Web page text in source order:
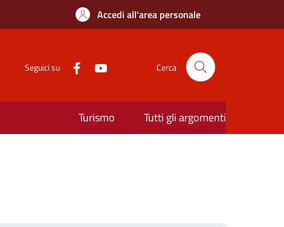
Accedi all'area personale
Seguici su Cerca
Turismo Tutti gli argomenti